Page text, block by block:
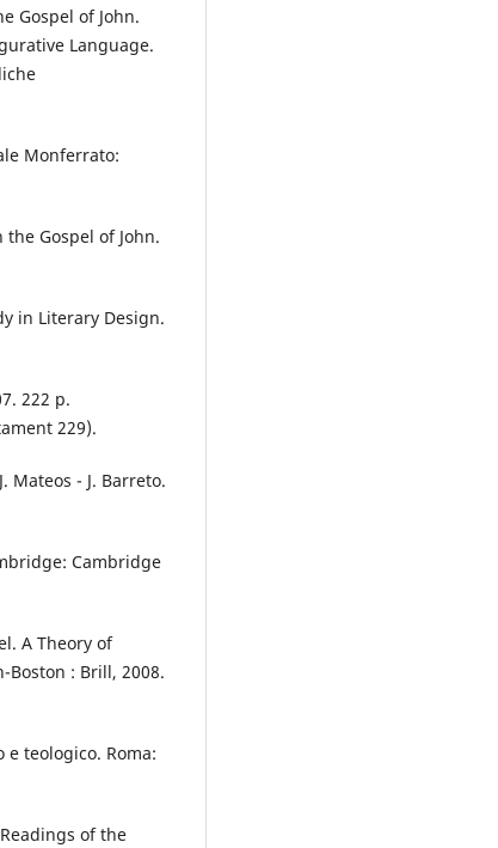
Gospel of John.
Language.
Monferrato:
Gospel of John.
in Literary Design.
222 р.
229).
Mateos - J. Barreto.
Cambridge
A Theory of
Boston : Brill, 2008.
e teologico. Roma:
of the